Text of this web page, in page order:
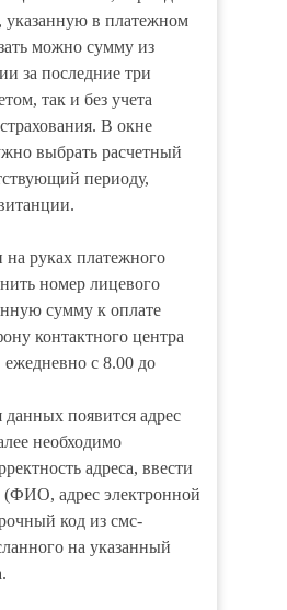
указанную в платежном
можно сумму из
за последние три
так и без учета
В окне
выбрать расчетный
периоду,
на руках платежного
номер лицевого
сумму к оплате
контактного центра
с 8.00 до
появится адрес
необходимо
адреса, ввести
адрес электронной
код из смс-
на указанный